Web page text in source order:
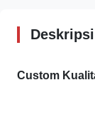
Custom